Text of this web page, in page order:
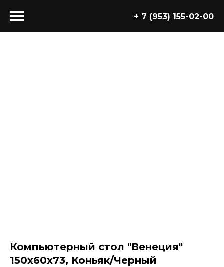
+ 7 (953) 155-02-00
Компьютерный стол "Венеция"
150x60x73, Коньяк/Черный